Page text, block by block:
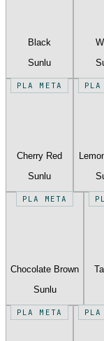
Black
Sunlu
PLA META
Cherry Red
Sunlu
PLA
PLA META
Chocolate Brown
Sunlu
PLA META PLA